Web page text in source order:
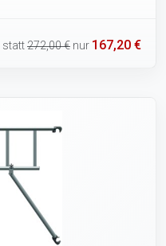
statt272,00 € nur 167,20 €